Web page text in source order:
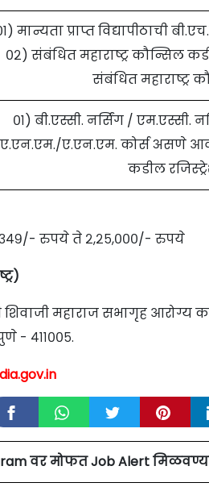
मान्यता प्राप्त विद्यापीठाची
०२) संबंधित महाराष्ट्र कौन्सिल
संबंधित महाराष्ट्र
०१) बी.एस्सी. नर्सिंग / एम.एस्सी.
ए.एन.एम./ए.एन.एम. कोर्स असणे
कडील
रुपये ते २,२५,०००/- रुपये
शिवाजी महाराज सभागृह आरोग्य
- ४११००५.
वर मोफत Job Alert